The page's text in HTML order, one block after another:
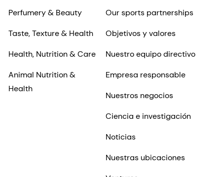
Perfumery & Beauty
Taste, Texture & Health
Health, Nutrition & Care
Animal Nutrition &
Health
Our sports partnerships
Objetivos y valores
Nuestro equipo directivo
Empresa responsable
Nuestros negocios
Ciencia e investigación
Noticias
Nuestras ubicaciones